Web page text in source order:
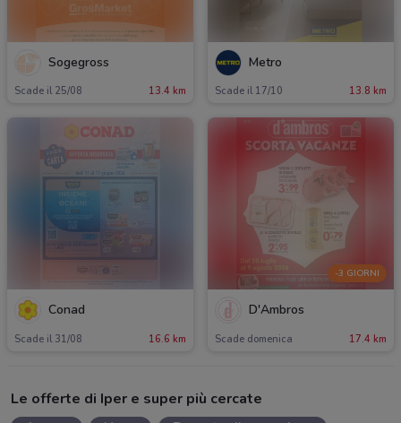
Sogegross
Scade il 25/08 13.4 km
Metro
Scade il 17/10 13.8 km
Conad
Scade il 31/08 16.6 km
-3 GIORNI
D'Ambros
Scade domenica 17.4 km
Le offerte di Iper e super più cercate